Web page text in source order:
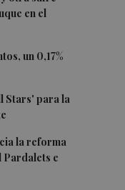
en el
un 0,17%
Stars' para la
la reforma
Pardalets e